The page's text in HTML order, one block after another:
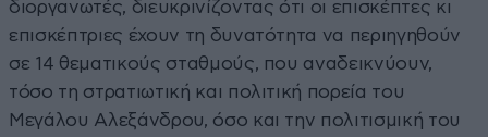
διοργανωτές, διευκρινίζοντας ότι οι επισκέπτες κι
επισκέπτριες έχουν τη δυνατότητα να περιηγηθούν
σε 14 θεματικούς σταθμούς, που αναδεικνύουν,
τόσο τη στρατιωτική και πολιτική πορεία του
Μεγάλου Αλεξάνδρου, όσο και την πολιτισμική του